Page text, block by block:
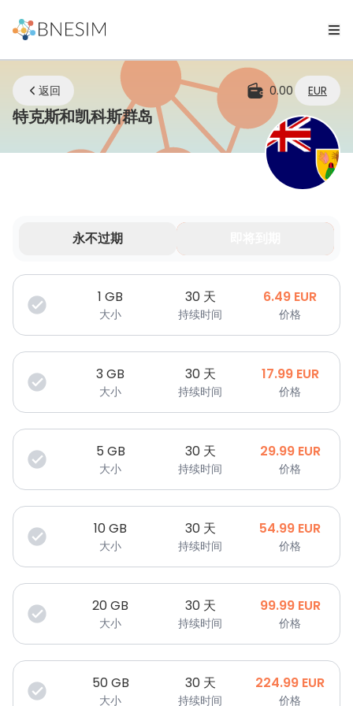
返回 0.00 EUR
特克斯和凯科斯群岛eSIM | 无论您身在何处，始
永不过期
您的数据在有限时间内有效。
1 GB
大小
30 天
持续时间
6.49 EUR
价格
3GB
大小
30 天
持续时间
17.99 EUR
价格
5 GB
大小
30 天
持续时间
29.99 EUR
价格
10GB
大小
30 天
持续时间
54.99 EUR
价格
20GB
大小
30 天
持续时间
99.99 EUR
价格
50GB
大小
30 天
持续时间
224.99 EUR
价格